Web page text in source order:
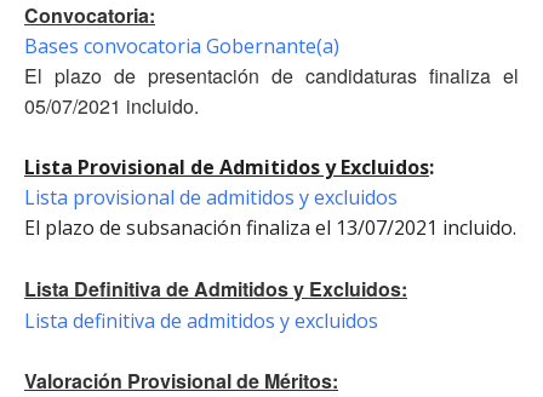
Convocatoria:
Bases convocatoria Gobernante(a)
El plazo de presentación de candidaturas finaliza el
05/07/2021 incluido.
Lista Provisional de Admitidos y Excluidos:
Lista provisional de admitidos y excluidos
El plazo de subsanación finaliza el 13/07/2021 incluido.
Lista Definitiva de Admitidos y Excluidos:
Lista definitiva de admitidos y excluidos
Valoración Provisional de Méritos: